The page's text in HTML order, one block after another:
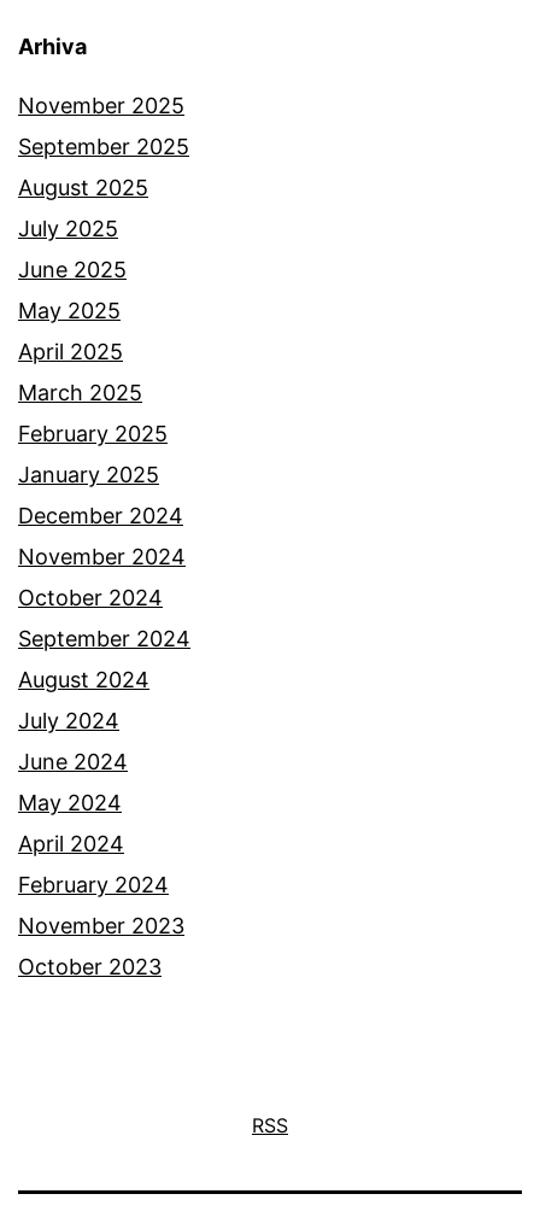
Arhiva
November 2025
September 2025
August 2025
July 2025
June 2025
May 2025
April 2025
March 2025
February 2025
January 2025
December 2024
November 2024
October 2024
September 2024
August 2024
July 2024
June 2024
May 2024
April 2024
February 2024
November 2023
October 2023
RSS